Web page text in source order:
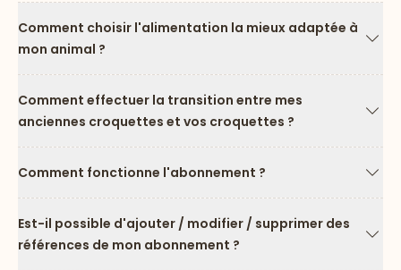
Comment choisir l'alimentation la mieux adaptée à
mon animal ?
Comment effectuer la transition entre mes
anciennes croquettes et vos croquettes ?
Comment fonctionne l'abonnement ?
Est-il possible d'ajouter / modifier / supprimer des
références de mon abonnement ?